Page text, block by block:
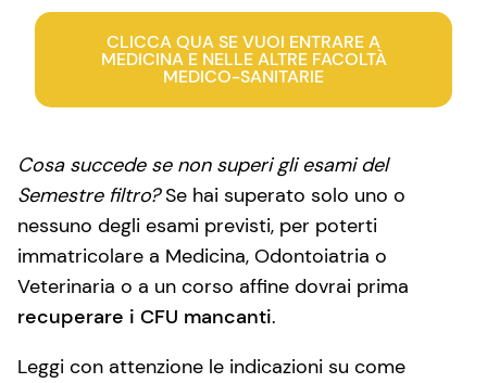
CLICCA QUA SE VUOI ENTRARE A
MEDICINA E NELLE ALTRE FACOLTÀ
MEDICO-SANITARIE
Cosa succede se non superi gli esami del
Semestre filtro?Se hai superato solo uno o
nessuno degli esami previsti, per poterti
immatricolare a Medicina, Odontoiatria o
Veterinaria o a un corso affine dovrai prima
recuperare i CFU mancanti.
Leggi con attenzione le indicazioni su come